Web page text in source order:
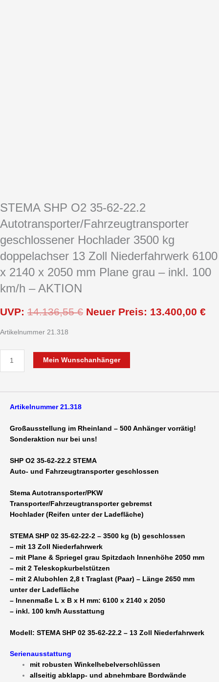
STEMA SHP O2 35-62-22.2
Autotransporter/Fahrzeugtransporter
geschlossener Hochlader 3500 kg
doppelachser 13 Zoll Niederfahrwerk 6100
x 2140 x 2050 mm Plane grau – inkl. 100
km/h – AKTION
UVP: 14.136,55€ Neuer Preis: 13.400,00 €
Artikelnummer 21.318
Mein Wunschanhänger
Artikelnummer 21.318
Großausstellung im Rheinland – 500 Anhänger vorrätig!
Sonderaktion nur bei uns!
SHP O2 35-62-22.2 STEMA
Auto- und Fahrzeugtransporter geschlossen
Stema Autotransporter/PKW
Transporter/Fahrzeugtransporter gebremst
Hochlader (Reifen unter der Ladefläche)
STEMA SHP 02 35-62-22-2 – 3500 kg (b) geschlossen
– mit 13 Zoll Niederfahrwerk
– mit Plane & Spriegel grau Spitzdach Innenhöhe 2050 mm
– mit 2 Teleskopkurbelstützen
– mit 2 Alubohlen 2,8 t Traglast (Paar) – Länge 2650 mm
unter der Ladefläche
– Innenmaße L x B x H mm: 6100 x 2140 x 2050
– inkl. 100 km/h Ausstattung
Modell: STEMA SHP 02 35-62-22.2 – 13 Zoll Niederfahrwerk
Serienausstattung
mit robusten Winkelhebelverschlüssen
allseitig abklapp- und abnehmbare Bordwände